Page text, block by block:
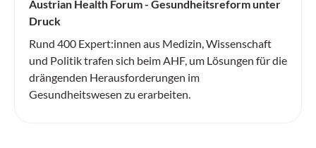
Austrian Health Forum - Gesundheitsreform unter
Druck
Rund 400 Expert:innen aus Medizin, Wissenschaft
und Politik trafen sich beim AHF, um Lösungen für die
drängenden Herausforderungen im
Gesundheitswesen zu erarbeiten.